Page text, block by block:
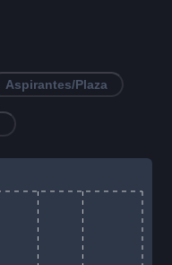
Aspirantes/Plaza